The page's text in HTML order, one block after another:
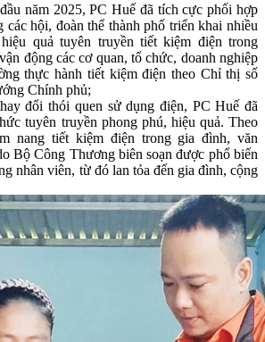
năm 2025, PC Huế đã tích cực phối hợp
các hội, đoàn thể thành phố triển khai nhiều
quả tuyên truyền tiết kiệm điện trong
động các cơ quan, tổ chức, doanh nghiệp
thực hành tiết kiệm điện theo Chỉ thị số
Chính phủ;
đổi thói quen sử dụng điện, PC Huế đã
tuyên truyền phong phú, hiệu quả. Theo
nang tiết kiệm điện trong gia đình, văn
Bộ Công Thương biên soạn được phổ biến
nhân viên, từ đó lan tỏa đến gia đình, cộng